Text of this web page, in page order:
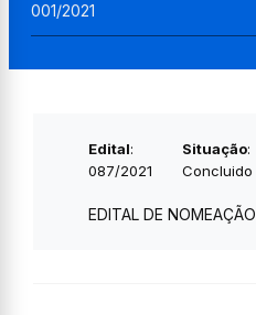
001/2021
Edital:
087/2021
Situação:
Concluido
EDITAL DE NOMEAÇÃO